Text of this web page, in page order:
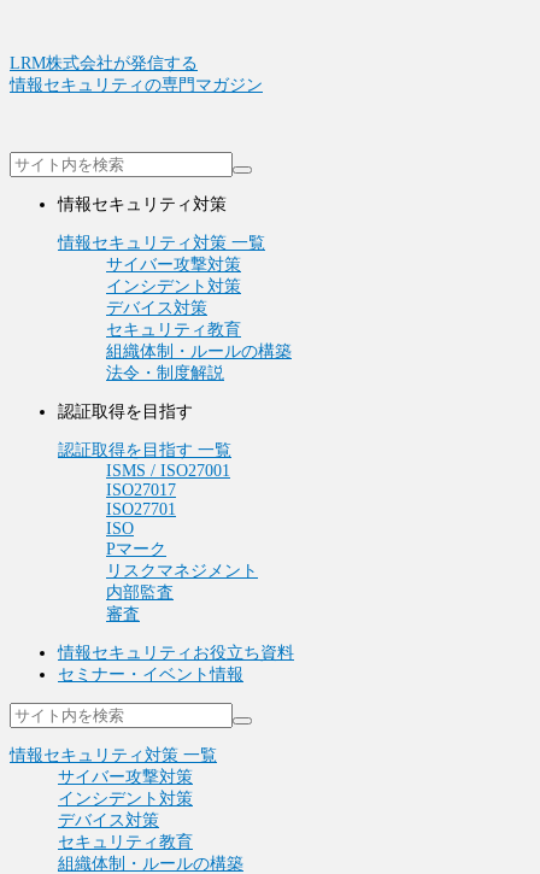
LRM株式会社が発信する
情報セキュリティの専門マガジン
情報セキュリティ対策
情報セキュリティ対策 一覧
サイバー攻撃対策
インシデント対策
デバイス対策
セキュリティ教育
組織体制・ルールの構築
法令・制度解説
認証取得を目指す
認証取得を目指す 一覧
ISMS / ISO27001
ISO27017
ISO27701
ISO
Pマーク
リスクマネジメント
内部監査
審査
情報セキュリティお役立ち資料
セミナー・イベント情報
情報セキュリティ対策 一覧
サイバー攻撃対策
インシデント対策
デバイス対策
セキュリティ教育
組織体制・ルールの構築